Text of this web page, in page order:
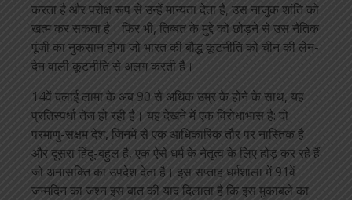
करता है और परोक्ष रूप से उन्हें मान्यता देता है, उस नाजुक शांति को
खत्म कर सकता है। फिर भी, तिब्बत के मुद्दे को छोड़ने से उस नैतिक
पूंजी का नुकसान होगा जो भारत की बौद्ध कूटनीति को चीन की लेन-
देन वाली कूटनीति से अलग करती है।
14वें दलाई लामा के अब 90 से अधिक उम्र के होने के साथ, यह
प्रतिस्पर्धा तेज हो रही है। यह देखने में एक विरोधाभास है: दो
परमाणु-सक्षम देश, जिनमें से एक आधिकारिक तौर पर नास्तिक है
और दूसरा हिंदू-बहुल है, एक ऐसे धर्म के नेतृत्व के लिए होड़ कर रहे हैं
जो अनासक्ति का उपदेश देता है। इस सप्ताह धर्मशाला में 91वें
जन्मदिन का जश्न इस बात की याद दिलाता है कि इस मुकाबले का